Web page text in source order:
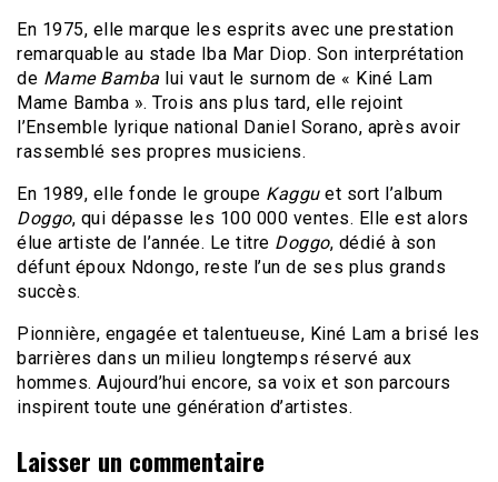
En 1975, elle marque les esprits avec une prestation
remarquable au stade Iba Mar Diop. Son interprétation
de Mame Bamba lui vaut le surnom de « Kiné Lam
Mame Bamba ». Trois ans plus tard, elle rejoint
l’Ensemble lyrique national Daniel Sorano, après avoir
rassemblé ses propres musiciens.
En 1989, elle fonde le groupe Kagguet sort l’album
Doggo, qui dépasse les 100 000 ventes. Elle est alors
élue artiste de l’année. Le titre Doggo, dédié à son
défunt époux Ndongo, reste l’un de ses plus grands
succès.
Pionnière, engagée et talentueuse, Kiné Lam a brisé les
barrières dans un milieu longtemps réservé aux
hommes. Aujourd’hui encore, sa voix et son parcours
inspirent toute une génération d’artistes.
Laisser un commentaire